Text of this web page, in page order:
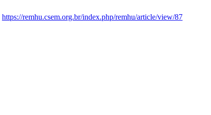
https://remhu.csem.org.br/index.php/remhu/article/view/87